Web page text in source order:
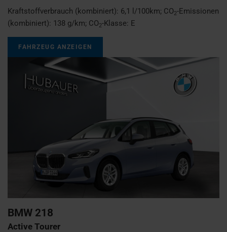
Kraftstoffverbrauch (kombiniert): 6,1 l/100km; CO2-Emissionen
(kombiniert): 138 g/km; CO2-Klasse: E
FAHRZEUG ANZEIGEN
BMW 218
Active Tourer